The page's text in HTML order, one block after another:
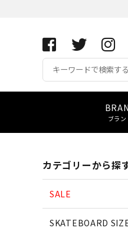
ブラン
APRIL
コンプリ
ベア
アパレル
スウ
サイ
キーホ
ベ
FUCKING
カテゴリーから探
SALE
SKATEBOARD